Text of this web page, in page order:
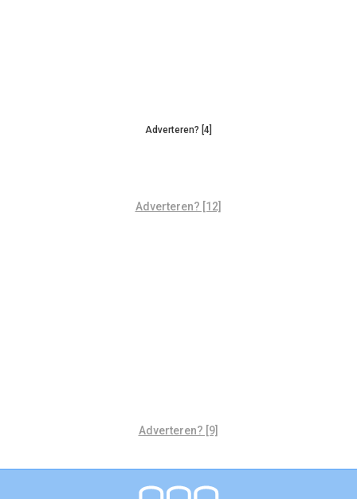
Adverteren? [4]
Adverteren? [12]
Adverteren? [9]